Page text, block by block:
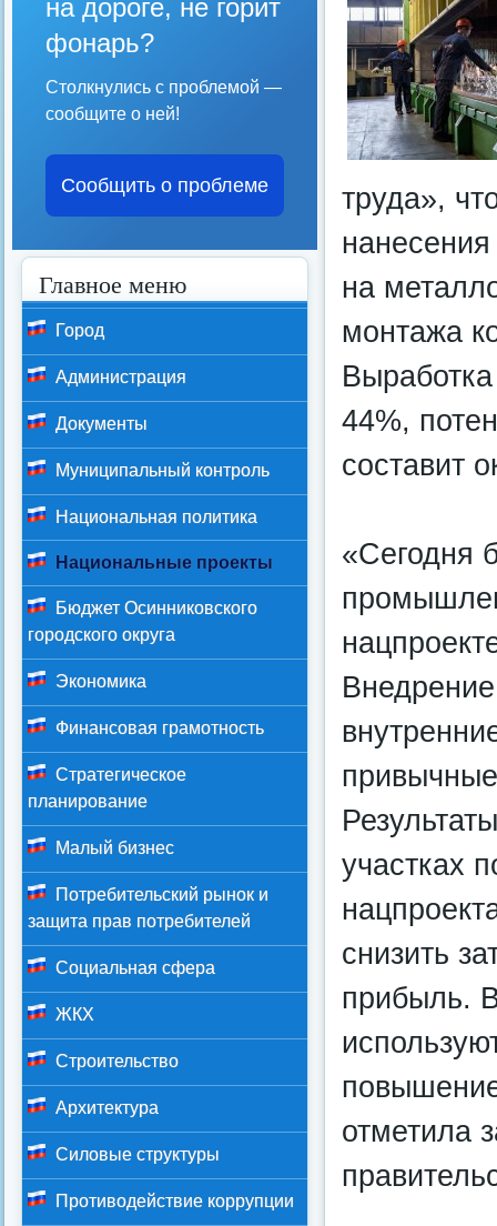
труда»,
нанесения
на
монтажа
44%,
составит
«Сегодня
участках
снизить
прибыль.
отметила
на дороге, не горит
фонарь?
Столкнулись с проблемой —
сообщите о ней!
Сообщить о проблеме
Главное меню
Город
Администрация
Документы
Муниципальный контроль
Национальная политика
Национальные проекты
Бюджет Осинниковского
городского округа
Экономика
Финансовая грамотность
Стратегическое
планирование
Малый бизнес
Потребительский рынок и
защита прав потребителей
Социальная сфера
ЖКХ
Строительство
Архитектура
Силовые структуры
Противодействие коррупции